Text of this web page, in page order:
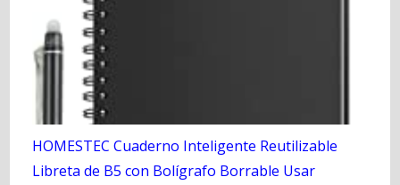
HOMESTEC Cuaderno Inteligente Reutilizable
Libreta de B5 con Bolígrafo Borrable Usar